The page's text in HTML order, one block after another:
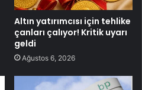
Altın yatırımcısı için tehlike
çanları çalıyor! Kritik uyarı
geldi
Ağustos 6, 2026